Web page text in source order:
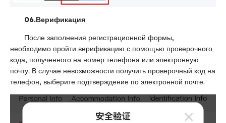
06.Верификация
После заполнения регистрационной формы,
необходимо пройти верификацию с помощью проверочного
кода, полученного на номер телефона или электронную
почту. В случае невозможности получить проверочный код на
телефон, выберите подтверждение по электронной почте.